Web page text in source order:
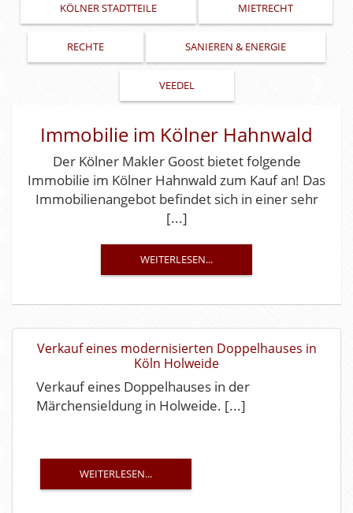
KÖLNER STADTTEILE MIETRECHT
RECHTE SANIEREN & ENERGIE
VEEDEL
Immobilie im Kölner Hahnwald
Der Kölner Makler Goost bietet folgende
Immobilie im Kölner Hahnwald zum Kauf an! Das
Immobilienangebot befindet sich in einer sehr
[...]
WEITERLESEN...
Verkauf eines modernisierten Doppelhauses in
Köln Holweide
Verkauf eines Doppelhauses in der
Märchensieldung in Holweide. [...]
WEITERLESEN...